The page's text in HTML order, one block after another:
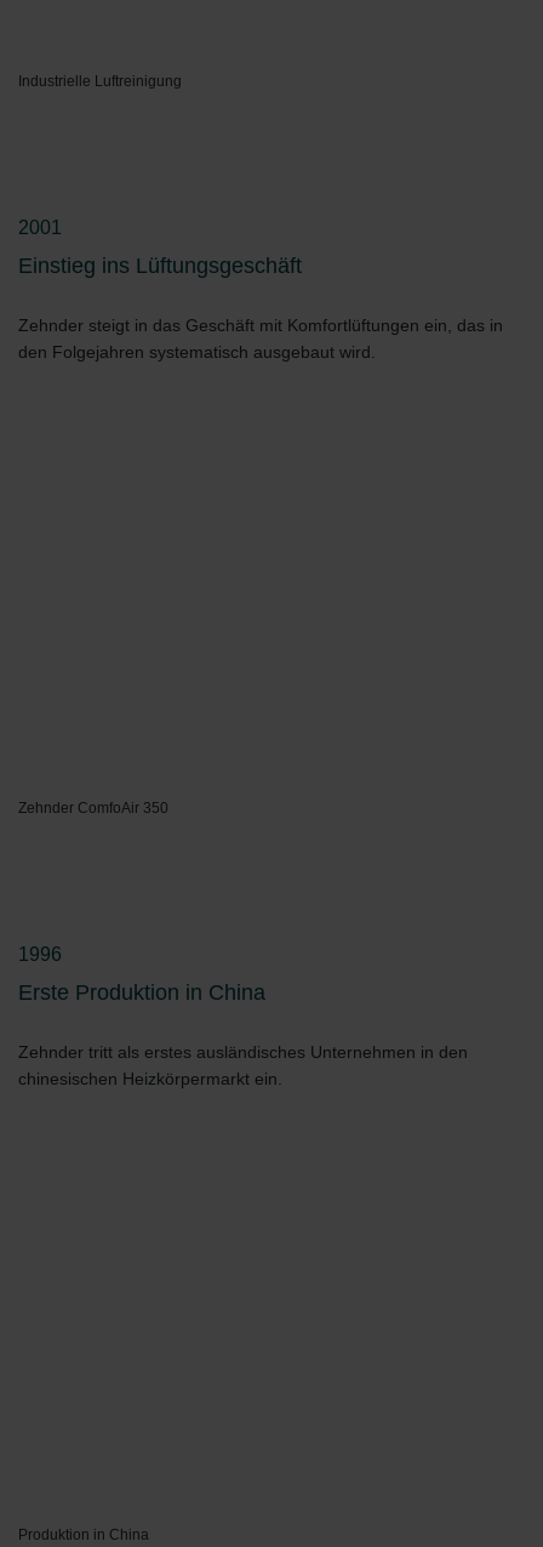
Industrielle Luftreinigung
2001
Einstieg ins Lüftungsgeschäft
Zehnder steigt in das Geschäft mit Komfortlüftungen ein, das in
den Folgejahren systematisch ausgebaut wird.
Zehnder ComfoAir 350
1996
Erste Produktion in China
Zehnder tritt als erstes ausländisches Unternehmen in den
chinesischen Heizkörpermarkt ein.
Produktion in China